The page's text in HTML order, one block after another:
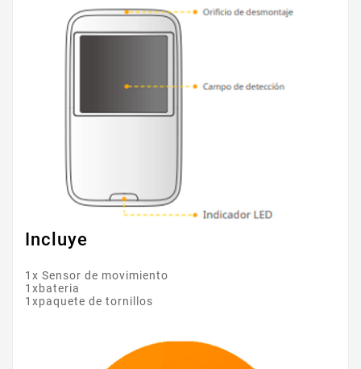
Incluye
1x Sensor de movimiento
1xbateria
1xpaquete de tornillos